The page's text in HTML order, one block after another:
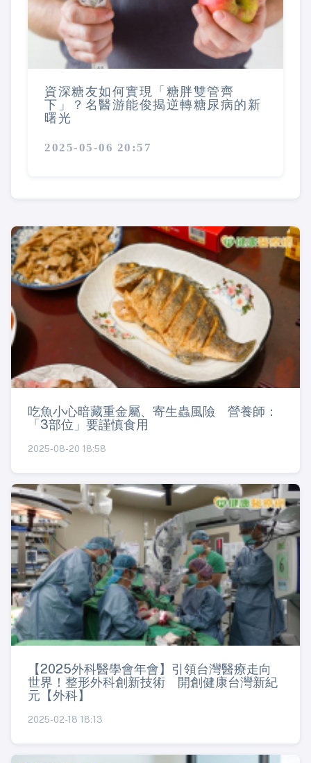
資深糖友如何實現「糖胖雙管齊
下」？名醫游能俊揭逆轉糖尿病的新
曙光
2025-05-06 20:57
吃魚小心暗藏重金屬、寄生蟲風險 營養師：
「3部位」要謹慎食用
2025-08-20 18:58
【2025外科醫學會年會】引領台灣醫療走向
世界！整形外科創新技術 開創健康台灣新紀
元【外科】
2025-02-18 18:13